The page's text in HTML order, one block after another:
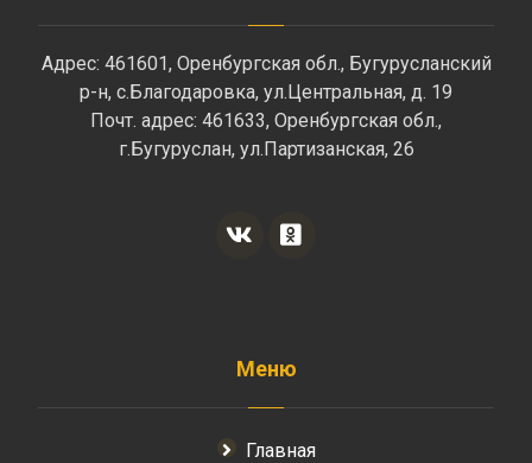
Адрес: 461601, Оренбургская обл., Бугурусланский
р-н, с.Благодаровка, ул.Центральная, д. 19
Почт. адрес: 461633, Оренбургская обл.,
г.Бугуруслан, ул.Партизанская, 26
Меню
Главная